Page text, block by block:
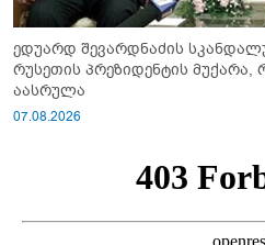
ედუარდ შევარდნაძის
რუსეთის პრეზიდენტის
აასრულა
07.08.2026